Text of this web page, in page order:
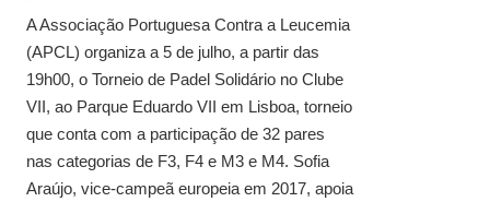
A Associação Portuguesa Contra a Leucemia
(APCL) organiza a 5 de julho, a partir das
19h00, o Torneio de Padel Solidário no Clube
VII, ao Parque Eduardo VII em Lisboa, torneio
que conta com a participação de 32 pares
nas categorias de F3, F4 e M3 e M4. Sofia
Araújo, vice-campeã europeia em 2017, apoia